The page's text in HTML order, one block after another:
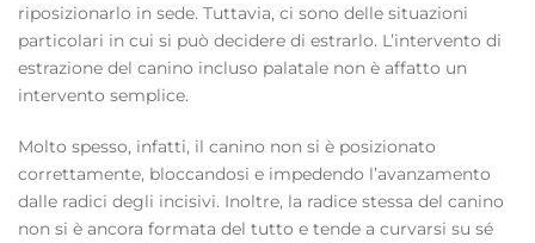
riposizionarlo in sede. Tuttavia, ci sono delle situazioni
particolari in cui si può decidere di estrarlo. L’intervento di
estrazione del canino incluso palatale non è affatto un
intervento semplice.
Molto spesso, infatti, il canino non si è posizionato
correttamente, bloccandosi e impedendo l’avanzamento
dalle radici degli incisivi. Inoltre, la radice stessa del canino
non si è ancora formata del tutto e tende a curvarsi su sé